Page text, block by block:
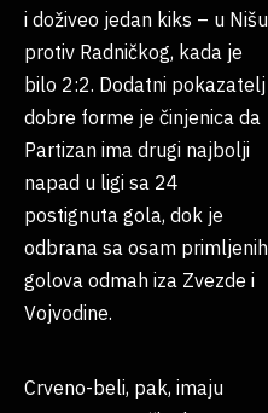
i doživeo jedan kiks – u Nišu
protiv Radničkog, kada je
bilo 2:2. Dodatni pokazatelj
dobre forme je činjenica da
Partizan ima drugi najbolji
napad u ligi sa 24
postignuta gola, dok je
odbrana sa osam primljenih
golova odmah iza Zvezde i
Vojvodine.
Crveno-beli, pak, imaju